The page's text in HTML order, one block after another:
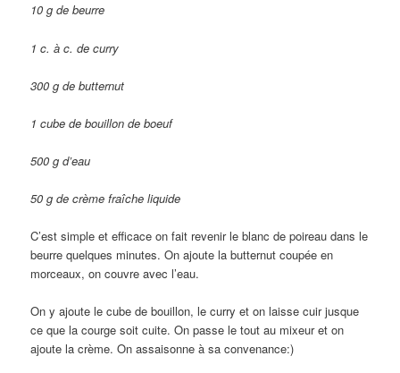
10 g de beurre
1 c. à c. de curry
300 g de butternut
1 cube de bouillon de boeuf
500 g d’eau
50 g de crème fraîche liquide
C’est simple et efficace on fait revenir le blanc de poireau dans le
beurre quelques minutes. On ajoute la butternut coupée en
morceaux, on couvre avec l’eau.
On y ajoute le cube de bouillon, le curry et on laisse cuir jusque
ce que la courge soit cuite. On passe le tout au mixeur et on
ajoute la crème. On assaisonne à sa convenance:)